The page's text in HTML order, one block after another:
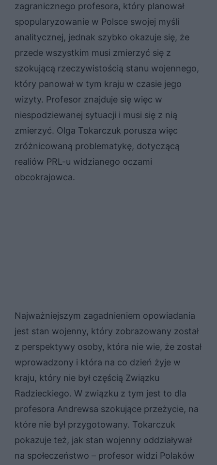
zagranicznego profesora, który planował
spopularyzowanie w Polsce swojej myśli
analitycznej, jednak szybko okazuje się, że
przede wszystkim musi zmierzyć się z
szokującą rzeczywistością stanu wojennego,
który panował w tym kraju w czasie jego
wizyty. Profesor znajduje się więc w
niespodziewanej sytuacji i musi się z nią
zmierzyć. Olga Tokarczuk porusza więc
zróżnicowaną problematykę, dotyczącą
realiów PRL-u widzianego oczami
obcokrajowca.
Najważniejszym zagadnieniem opowiadania
jest stan wojenny, który zobrazowany został
z perspektywy osoby, która nie wie, że został
wprowadzony i która na co dzień żyje w
kraju, który nie był częścią Związku
Radzieckiego. W związku z tym jest to dla
profesora Andrewsa szokujące przeżycie, na
które nie był przygotowany. Tokarczuk
pokazuje też, jak stan wojenny oddziaływał
na społeczeństwo – profesor widzi Polaków